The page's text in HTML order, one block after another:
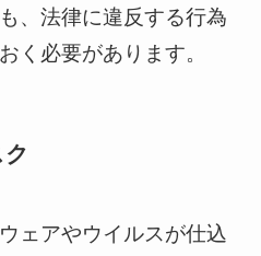
、法律に違反する行為
く必要があります。
ェアやウイルスが仕込